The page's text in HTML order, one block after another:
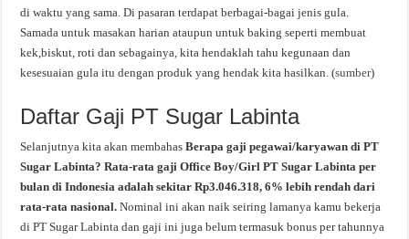
di waktu yang sama. Di pasaran terdapat berbagai-bagai jenis gula.
Samada untuk masakan harian ataupun untuk baking seperti membuat
kek,biskut, roti dan sebagainya, kita hendaklah tahu kegunaan dan
kesesuaian gula itu dengan produk yang hendak kita hasilkan. (sumber)
Daftar Gaji PT Sugar Labinta
Selanjutnya kita akan membahasBerapa gaji pegawai/karyawan di PT
Sugar Labinta? Rata-rata gaji Office Boy/Girl PT Sugar Labinta per
bulan di Indonesia adalah sekitar Rp3.046.318, 6% lebih rendah dari
rata-rata nasional.Nominal ini akan naik seiring lamanya kamu bekerja
di PT Sugar Labinta dan gaji ini juga belum termasuk bonus per tahunnya